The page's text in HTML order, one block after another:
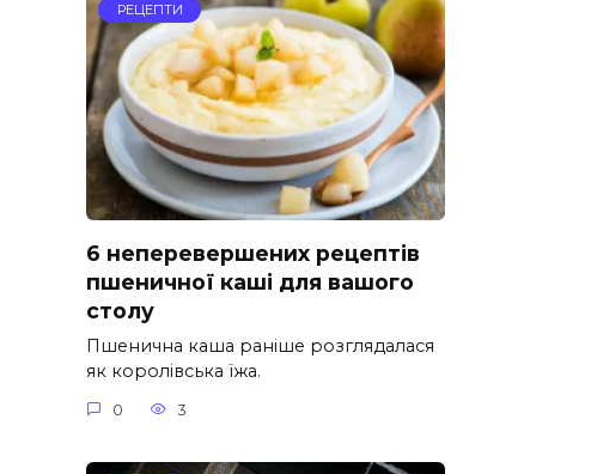
РЕЦЕПТИ
6 неперевершених рецептів
пшеничної каші для вашого
столу
Пшенична каша раніше розглядалася
як королівська їжа.
0 3